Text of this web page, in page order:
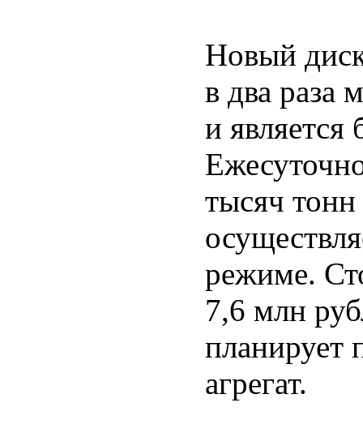
Новый
в два раза
и является
тысяч тонн
режиме.
7,6 млн
планирует
агрегат.